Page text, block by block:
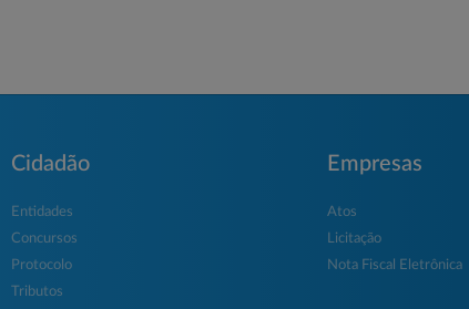
Cidadão
Entidades
Concursos
Protocolo
Tributos
Empresas
Atos
Licitação
Nota Fiscal Eletrônica